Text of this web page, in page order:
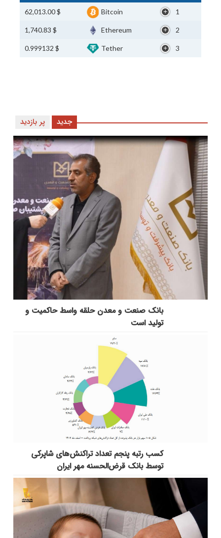
1
Bitcoin
$ 62,013.00
2
Ethereum
$ 1,740.83
3
Tether
$ 0.999132
پر بازدید جدید
بانك صنعت و معدن حلقه واسط حاكمیت و
تولید است
کسب رتبه پنجم تعداد تراکنش‌های شاپرکی
توسط بانک قرض‌الحسنه مهر ایران